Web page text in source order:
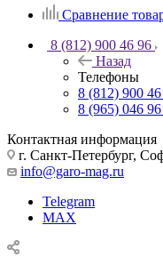
Сравнение
8 (812) 900 46 96
Назад
Телефоны
8 (812) 900
8 (965) 046
Контактная информация
г. Санкт-Петербург,
info@garo-mag.ru
Telegram
MAX